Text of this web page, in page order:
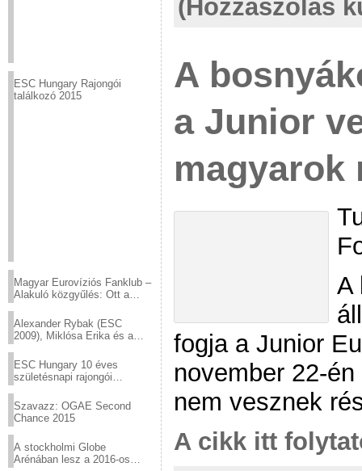
ESC Hungary Rajongói
találkozó 2015
Magyar Eurovíziós Fanklub –
Alakuló közgyűlés: Ott a
Alexander Rybak (ESC
2009), Miklósa Erika és a
sztárjai a Margitszigeten
ESC Hungary 10 éves
születésnapi rajongói
Szavazz: OGAE Second
Chance 2015
A stockholmi Globe
Arénában lesz a 2016-os
(Hozzászólás
A
a Junior
magyarok
A
fogja a Junior
november 22-
nem vesznek
A cikk itt